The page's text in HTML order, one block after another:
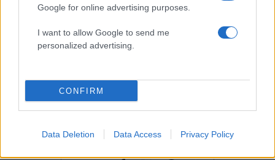
Google for online advertising purposes.
I want to allow Google to send me
personalized advertising.
CONFIRM
Data Deletion Data Access Privacy Policy
2000 /2000
Υποβολή σχολίου
Όροι Χρήσης. Το site προστατεύεται από reCAPTCHA, ισχύουν
Πολιτική Απορρήτου&Όροι Χρήσης
Τοπικά Νέα
ΝΑΥΠΑΚΤΟΣ
ΦΑΤΝΗ